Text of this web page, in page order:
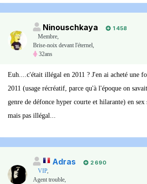
Ninouschkaya
1 458
Membre
Brise-noix devant l'éternel,
32ans
Euh....c'était illégal en 2011 ? J'en ai acheté une
2011 (usage récréatif, parce qu'à l'époque on
genre de défonce hyper courte et hilarante) en
mais pas illégal...
Adras
2 690
VIP,
Agent trouble,